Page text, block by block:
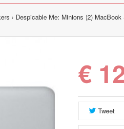
Despicable Me: Minions (2) MacBook
€
Tweet